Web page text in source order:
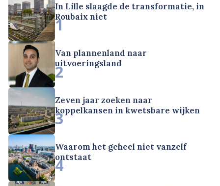
In Lille slaagde de transformatie, in
Roubaix niet
1
Van plannenland naar
uitvoeringsland
2
Zeven jaar zoeken naar
koppelkansen in kwetsbare wijken
3
Waarom het geheel niet vanzelf
ontstaat
4